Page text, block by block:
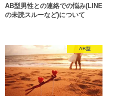
AB型男性との連絡での悩み(LINE
の未読スルーなど)について
AB型